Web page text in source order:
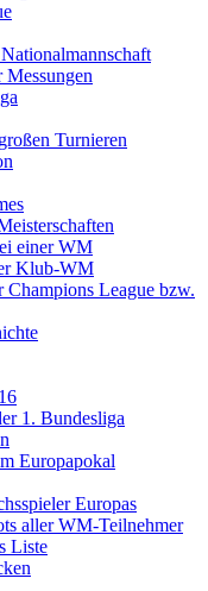
Messungen
Turnieren
einer WM
Klub-WM
Champions League bzw.
1. Bundesliga
Europapokal
Europas
aller WM-Teilnehmer
Liste